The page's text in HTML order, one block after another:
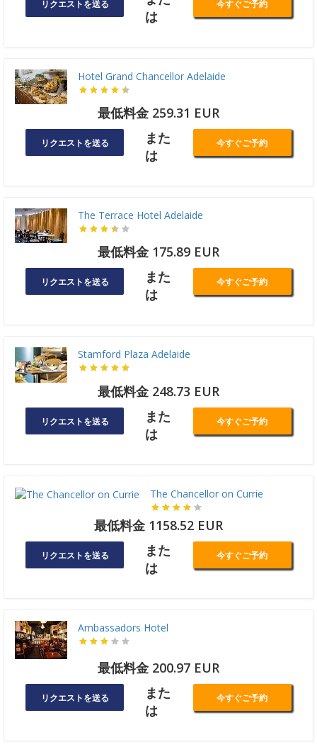
リクエストを送る
は
今すぐご予約
Hotel Grand Chancellor Adelaide
最低料金 259.31 EUR
リクエストを送る
また
は
今すぐご予約
The Terrace Hotel Adelaide
最低料金 175.89 EUR
リクエストを送る
また
は
今すぐご予約
Stamford Plaza Adelaide
最低料金 248.73 EUR
リクエストを送る
また
は
今すぐご予約
The Chancellor on Currie
最低料金 1158.52 EUR
リクエストを送る
また
は
今すぐご予約
Ambassadors Hotel
最低料金 200.97 EUR
リクエストを送る
また
は
今すぐご予約